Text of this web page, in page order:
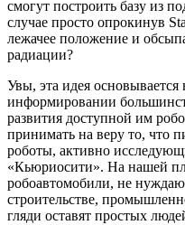
смогут построить базу из
случае просто опрокинув
лежачее положение и
радиации?
Увы, эта идея
информировании
развития доступной им
принимать на веру то, что
роботы, активно
«Кьюриосити». На нашей
робоавтомобили, не
строительстве,
гляди оставят простых